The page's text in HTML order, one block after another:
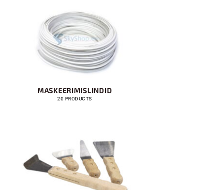
MASKEERIMISLINDID
20 PRODUCTS